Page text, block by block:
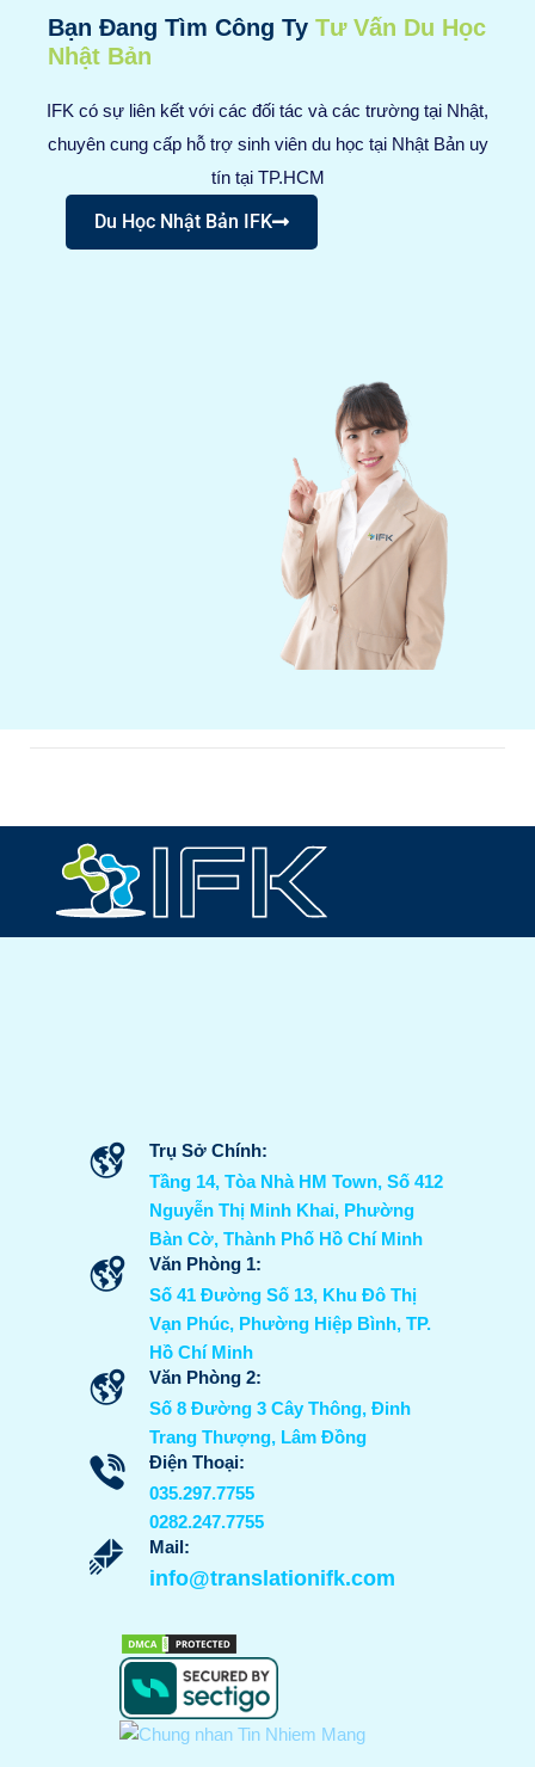
Bạn Đang Tìm Công Ty Tư Vấn Du Học
Nhật Bản
IFK có sự liên kết với các đối tác và các trường tại Nhật,
chuyên cung cấp hỗ trợ sinh viên du học tại Nhật Bản uy
tín tại TP.HCM
Du Học Nhật Bản IFK
Trụ Sở Chính:
Tầng 14, Tòa Nhà HM Town, Số 412
Nguyễn Thị Minh Khai, Phường
Bàn Cờ, Thành Phố Hồ Chí Minh
Văn Phòng 1:
Số 41 Đường Số 13, Khu Đô Thị
Vạn Phúc, Phường Hiệp Bình, TP.
Hồ Chí Minh
Văn Phòng 2:
Số 8 Đường 3 Cây Thông, Đinh
Trang Thượng, Lâm Đồng
Điện Thoại:
035.297.7755
0282.247.7755
Mail:
info@translationifk.com